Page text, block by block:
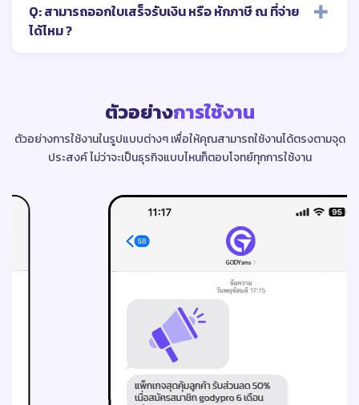
Q: สามารถออกใบเสร็จรับเงิน หรือ หักภาษี ณ ที่จ่าย
ได้ไหม ?
ตัวอย่างการใช้งาน
ตัวอย่างการใช้งานในรูปแบบต่างๆ เพื่อให้คุณสามารถใช้งานได้ตรงตามจุด
ประสงค์ไม่ว่าจะเป็นธุรกิจแบบไหนก็ตอบโจทย์ทุกการใช้งาน